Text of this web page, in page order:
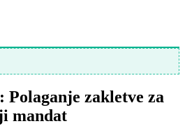
zakletve za
mandat